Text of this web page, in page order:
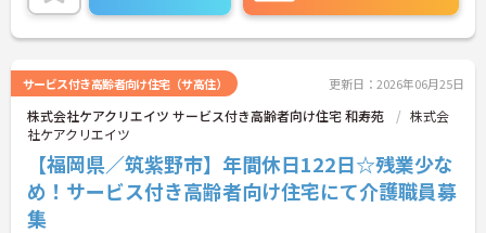
サービス付き高齢者向け住宅（サ高住） 更新日：2026年06月25日
株式会社ケアクリエイツ サービス付き高齢者向け住宅 和寿苑
株式会
社ケアクリエイツ
【福岡県／筑紫野市】年間休日122日☆残業少な
め！サービス付き高齢者向け住宅にて介護職員募
集